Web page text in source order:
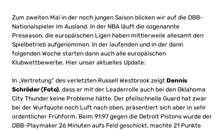
Zum zweiten Mal in der noch jungen Saison blicken wir auf die DBB-
Nationalspieler im Ausland. In der NBA läuft die sogenannte
Preseason, die europäischen Ligen haben mittlerweile allesamt den
Spielbetrieb aufgenommen. In der laufenden und in der dann
folgenden Woche starten dann auch alle europäischen
Klubwettbewerbe. Hier unser aktuelles Update:
In „Vertretung“ des verletzten Russell Westbrook zeigt Dennis
Schröder (Foto), dass er mit der Leaderrolle auch bei den Oklahoma
City Thunder keine Probleme hätte. Der pfeilschnelle Guard hat zwar
bei der Wurfquote noch Luft nach oben, präsentiert sich aber in sehr
ordentlicher Frühform. Beim 91:97 gegen die Detroit Pistons wurde der
DBB-Playmaker 26 Minuten aufs Feld geschickt, machte 21 Punkte